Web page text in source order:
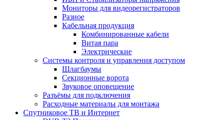
Мониторы для видеорегистраторов
Разное
Кабельная продукция
Комбинированные кабели
Витая пара
Электрические
Системы контроля и управления доступом
Шлагбаумы
Секционные ворота
Звуковое оповещение
Разъёмы для подключения
Расходные материалы для монтажа
Спутниковое ТВ и Интернет